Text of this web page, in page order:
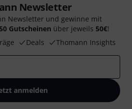
Newsletter
Newsletter und gewinne mit
50 Gutscheinen über jeweils 50€!
Deals Thomann Insights
anmelden